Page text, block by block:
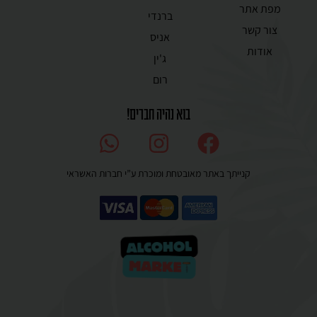
ברנדי
אניס
ג'ין
רום
מפת אתר
צור קשר
אודות
בוא נהיה חברים!
קנייתך באתר מאובטחת ומוכרת ע”י חברות האשראי